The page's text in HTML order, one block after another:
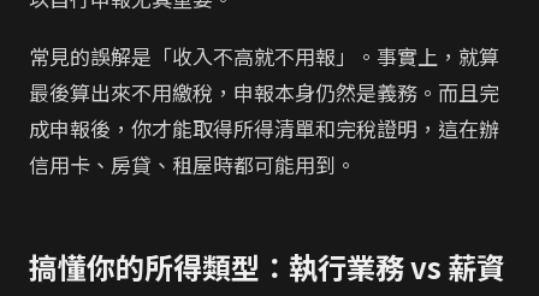
常見的誤解是「收入不高就不用報」。事實上，就算
最後算出來不用繳稅，申報本身仍然是義務。而且完
成申報後，你才能取得所得清單和完稅證明，這在辦
信用卡、房貸、租屋時都可能用到。
搞懂你的所得類型：執行業務 vs 薪資